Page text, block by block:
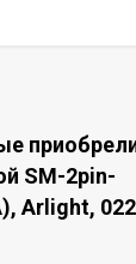
SM-2pin-
Arlight,